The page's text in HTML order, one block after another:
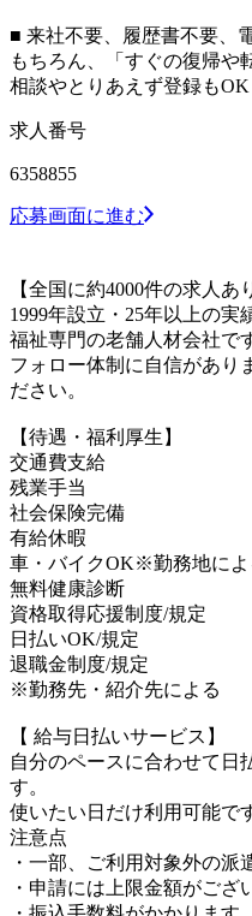
■ 来社不要、履歴書不要、
もちろん、「すぐの復帰
相談やとりあえず登録もOK
求人番号
6358855
応募画面に進む
【全国に約4000件の求人あ
1999年設立・25年以上の実
福祉専門の老舗人材会社で
フォロー体制に自信があり
ださい。
【待遇・福利厚生】
交通費支給
残業手当
社会保険完備
有給休暇
車・バイクOK※勤務地によ
無料健康診断
資格取得応援制度/規定
日払いOK/規定
退職金制度/規定
※勤務先・紹介先による
【 給与日払いサービス】
自分のペースに合わせて日
す。
使いたい日だけ利用可能で
注意点
・一部、ご利用対象外の派
・申請には上限金額がござ